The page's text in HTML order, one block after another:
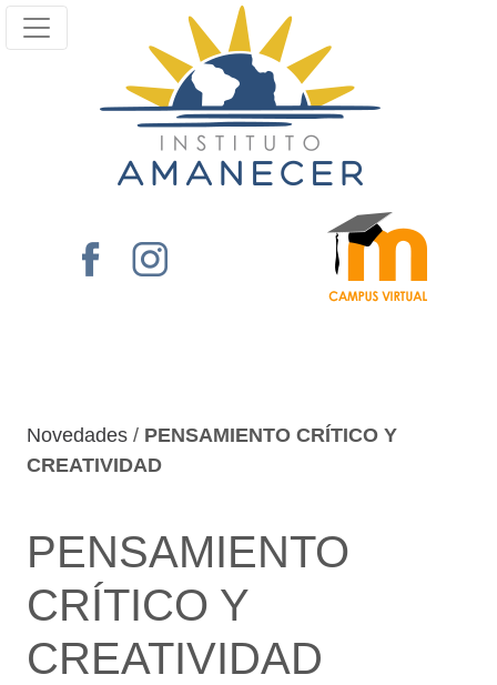
Novedades / PENSAMIENTO CRÍTICO Y
CREATIVIDAD
PENSAMIENTO
CRÍTICO Y
CREATIVIDAD